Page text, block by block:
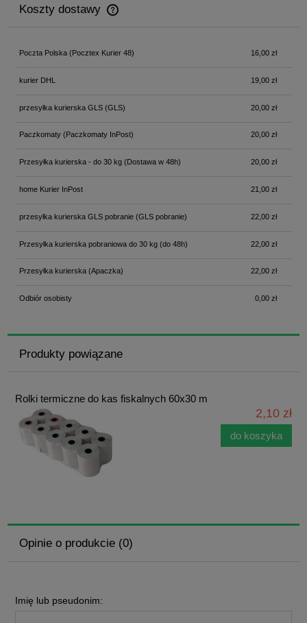
Koszty dostawy
Cena nie zawiera ewentualnych kosztów płatności
Poczta Polska(Pocztex Kurier 48) 16,00 zł
kurier DHL 19,00 zł
przesyłka kurierska GLS(GLS) 20,00 zł
Paczkomaty(Paczkomaty InPost) 20,00 zł
Przesyłka kurierska - do 30 kg(Dostawa w 48h) 20,00 zł
home Kurier InPost 21,00 zł
przesyłka kurierska GLS pobranie(GLS pobranie) 22,00 zł
Przesyłka kurierska pobraniowa do 30 kg(do 48h) 22,00 zł
Przesyłka kurierska (Apaczka) 22,00 zł
Odbiór osobisty 0,00 zł
Produkty powiązane
Rolki termiczne do kas fiskalnych 60x30 m
2,10 zł
do koszyka
Opinie o produkcie (0)
Imię lub pseudonim: